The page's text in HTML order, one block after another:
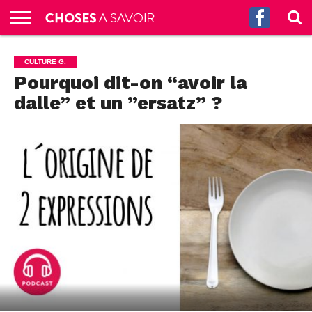
CULTURE
G.
SCIENCES
SANTÉ
HISTOIRE
ÉCONOMIE
INCROYABLE
!
TECH
AUTRES
S’ABONNER
AUX
PODCASTS
CONTACT
A
PROPOS
CULTURE G.
Pourquoi dit-on “avoir la
dalle” et un ”ersatz” ?